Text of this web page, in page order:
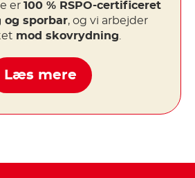
er 100 % RSPO-certificeret
sporbar, og vi arbejder
mod skovrydning
Læs mere